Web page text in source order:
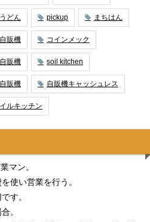
どん pickup まちはん
自販機 コインメック
販機 soil kitchen
販機 自販機キャッシュレス
ルキッチン
マン。
使い営業を行う。
す。
。